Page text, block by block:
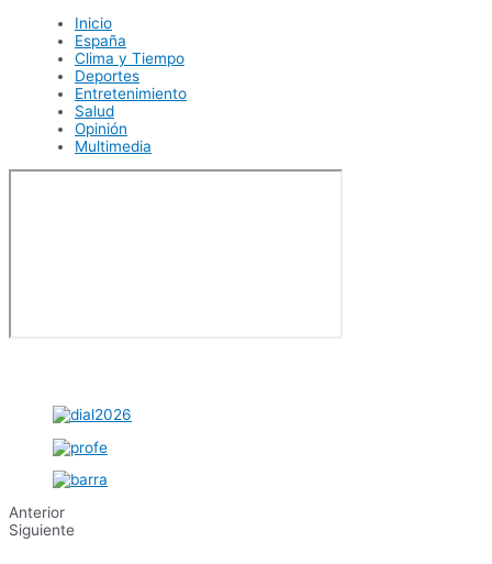
Inicio
España
Clima y Tiempo
Deportes
Entretenimiento
Salud
Opinión
Multimedia
Anterior
Siguiente